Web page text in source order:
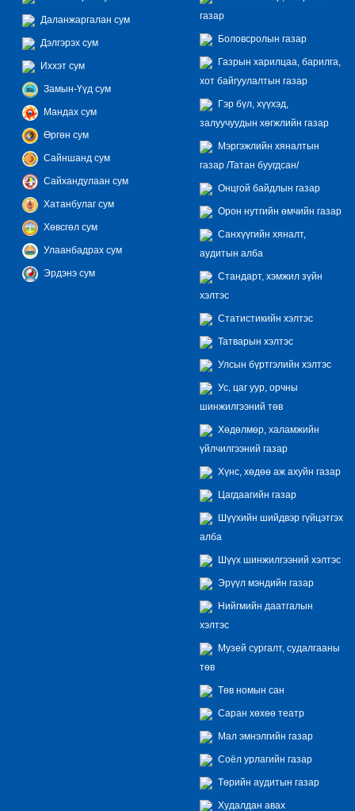
Даланжаргалан сум
Дэлгэрэх сум
Иххэт сум
Замын-Үүд сум
Мандах сум
Өргөн сум
Сайншанд сум
Сайхандулаан сум
Хатанбулаг сум
Хөвсгөл сум
Улаанбадрах сум
Эрдэнэ сум
газар
Боловсролын газар
Газрын харилцаа, барилга,
хот байгуулалтын газар
Гэр бүл, хүүхэд,
залуучуудын хөгжлийн газар
Мэргэжлийн хяналтын
газар /Татан буугдсан/
Онцгой байдлын газар
Орон нутгийн өмчийн газар
Санхүүгийн хяналт,
аудитын алба
Стандарт, хэмжил зүйн
хэлтэс
Статистикийн хэлтэс
Татварын хэлтэс
Улсын бүртгэлийн хэлтэс
Ус, цаг уур, орчны
шинжилгээний төв
Хөдөлмөр, халамжийн
үйлчилгээний газар
Хүнс, хөдөө аж ахуйн газар
Цагдаагийн газар
Шүүхийн шийдвэр гүйцэтгэх
алба
Шүүх шинжилгээний хэлтэс
Эрүүл мэндийн газар
Нийгмийн даатгалын
хэлтэс
Музей сургалт, судалгааны
төв
Төв номын сан
Саран хөхөө театр
Мал эмнэлгийн газар
Соёл урлагийн газар
Төрийн аудитын газар
Худалдан авах